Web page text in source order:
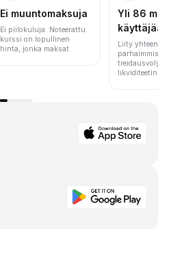
Ei muuntomaksuja
Ei piilokuluja. Noteerattu
kurssi on lopullinen
hinta, jonka maksat.
Yli 86 milj.
käyttäjää
Liity yhteen
parhaimmista
likviditeetin